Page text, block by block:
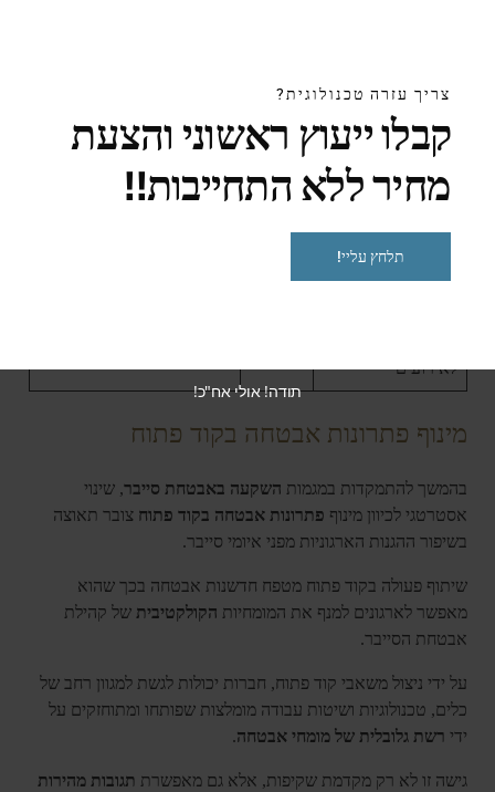
כלים לזיהוי איומים 40%
אלגוריתמים מתקדמים של
בינה מלאכותית
תוכניות הכשרת
פתרונות אבטחה
30%
לאירועים
מינוף פתרונות אבטחה בקוד פתוח
בהמשך להתמקדות במגמות השקעה באבטחת סייבר, שינוי
אסטרטגי לכיוון מינוף פתרונות אבטחה בקוד פתוח צובר תאוצה
בשיפור ההגנות הארגוניות מפני איומי סייבר.
שיתוף פעולה בקוד פתוח מטפח חדשנות אבטחה בכך שהוא
מאפשר לארגונים למנף את המומחיות הקולקטיבית של קהילת
אבטחת הסייבר.
על ידי ניצול משאבי קוד פתוח, חברות יכולות לגשת למגוון רחב של
כלים, טכנולוגיות ושיטות עבודה מומלצות שפותחו ומתוחזקים על
ידי רשת גלובלית של מומחי אבטחה.
גישה זו לא רק מקדמת שקיפות, אלא גם מאפשרת תגובות מהירות
צריך עזרה טכנולוגית?
קבלו ייעוץ ראשוני והצעת
מחיר ללא התחייבות!!
תלחץ עליי!
תודה! אולי אח"כ!